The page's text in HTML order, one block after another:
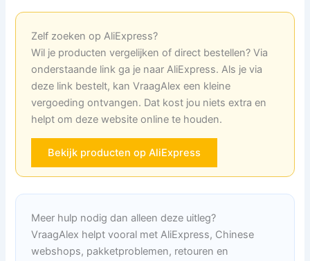
Zelf zoeken op AliExpress?
Wil je producten vergelijken of direct bestellen? Via
onderstaande link ga je naar AliExpress. Als je via
deze link bestelt, kan VraagAlex een kleine
vergoeding ontvangen. Dat kost jou niets extra en
helpt om deze website online te houden.
Bekijk producten op AliExpress
Meer hulp nodig dan alleen deze uitleg?
VraagAlex helpt vooral met AliExpress, Chinese
webshops, pakketproblemen, retouren en